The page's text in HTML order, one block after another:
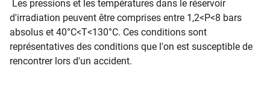
Les pressions et les températures dans le réservoir
d'irradiation peuvent être comprises entre 1,2<P<8 bars
absolus et 40°C<T<130°C. Ces conditions sont
représentatives des conditions que l'on est susceptible de
rencontrer lors d'un accident.